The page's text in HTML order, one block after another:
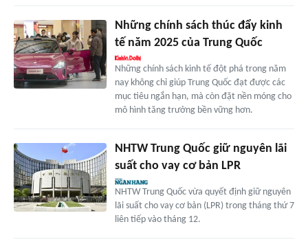
Những chính sách thúc đẩy kinh
tế năm 2025 của Trung Quốc
Những chính sách kinh tế đột phá trong năm
nay không chỉ giúp Trung Quốc đạt được các
mục tiêu ngắn hạn, mà còn đặt nền móng cho
mô hình tăng trưởng bền vững hơn.
NHTW Trung Quốc giữ nguyên lãi
suất cho vay cơ bản LPR
NHTW Trung Quốc vừa quyết định giữ nguyên
lãi suất cho vay cơ bản (LPR) trong tháng thứ 7
liên tiếp vào tháng 12.